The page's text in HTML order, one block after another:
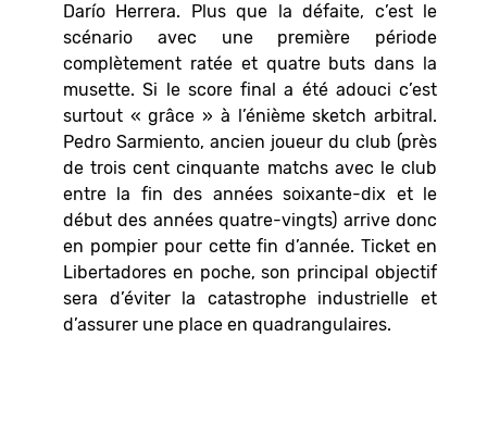
Darío Herrera. Plus que la défaite, c’est le
scénario avec une première période
complètement ratée et quatre buts dans la
musette. Si le score final a été adouci c’est
surtout « grâce » à l’énième sketch arbitral.
Pedro Sarmiento, ancien joueur du club (près
de trois cent cinquante matchs avec le club
entre la fin des années soixante-dix et le
début des années quatre-vingts) arrive donc
en pompier pour cette fin d’année. Ticket en
Libertadores en poche, son principal objectif
sera d’éviter la catastrophe industrielle et
d’assurer une place en quadrangulaires.